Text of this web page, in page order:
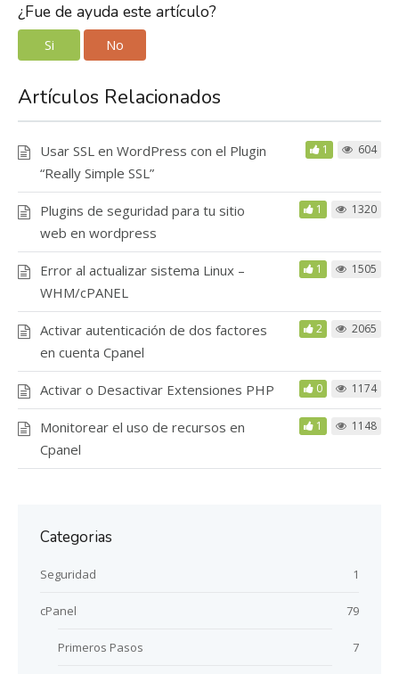
¿Fue de ayuda este artículo?
Si No
Artículos Relacionados
Usar SSL en WordPress con el Plugin
“Really Simple SSL”
1 604
Plugins de seguridad para tu sitio
web en wordpress
1 1320
Error al actualizar sistema Linux –
WHM/cPANEL
1 1505
Activar autenticación de dos factores
en cuenta Cpanel
2 2065
Activar o Desactivar Extensiones PHP 0 1174
Monitorear el uso de recursos en
Cpanel
1 1148
Categorias
Seguridad 1
cPanel 79
Primeros Pasos 7